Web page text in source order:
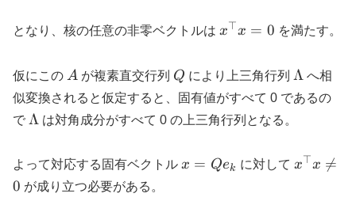
となり、核の任意の非零ベクトルは x^{\top}x
x⊤x = 0 を満たす。
仮にこの A
A が複素直交行列 Q
Q により上三角行列 \Lambda
Λ へ相
似変換されると仮定すると、固有値がすべて 0 であるの
で \Lambda
Λ は対角成分がすべて 0 の上三角行列となる。
よって対応する固有ベクトル x =
x = Qek に対して x⊤x 
=
0 が成り立つ必要がある。